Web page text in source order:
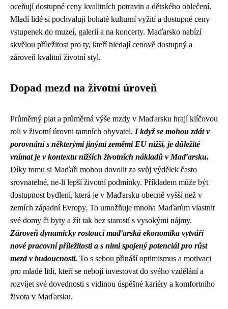
oceňují dostupné ceny kvalitních potravin a dětského oblečení.
Mladí lidé si pochvalují bohaté kulturní vyžití a dostupné ceny
vstupenek do muzeí, galerií a na koncerty. Maďarsko nabízí
skvělou příležitost pro ty, kteří hledají cenově dostupný a
zároveň kvalitní životní styl.
Dopad mezd na životní úroveň
Průměrný plat a průměrná výše mzdy v Maďarsku hrají klíčovou
roli v životní úrovni tamních obyvatel. I když se mohou zdát v
porovnání s některými jinými zeměmi EU nižší, je důležité
vnímat je v kontextu nižších životních nákladů v Maďarsku.
Díky tomu si Maďaři mohou dovolit za svůj výdělek často
srovnatelné, ne-li lepší životní podmínky. Příkladem může být
dostupnost bydlení, která je v Maďarsku obecně vyšší než v
zemích západní Evropy. To umožňuje mnoha Maďarům vlastnit
své domy či byty a žít tak bez starostí s vysokými nájmy.
Zároveň dynamicky rostoucí maďarská ekonomika vytváří
nové pracovní příležitosti a s nimi spojený potenciál pro růst
mezd v budoucnosti. To s sebou přináší optimismus a motivaci
pro mladé lidi, kteří se nebojí investovat do svého vzdělání a
rozvíjet své dovednosti s vidinou úspěšné kariéry a komfortního
života v Maďarsku.